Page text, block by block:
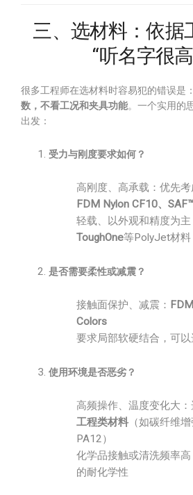
三、选材料：依据
“听名字很
很多工程师在选材料时容易犯的错误是：
数，不看工况和夹具功能。一个实用的
出发：
受力与刚度要求如何？
高刚度、高承载：优先考
FDM Nylon CF10、
轻载、以外观和精度为
ToughOne等PolyJet材料
是否需要柔性或减震？
接触面保护、减震：
Colors
要求局部软硬结合，可
使用环境是否恶劣？
高频操作、温度变化大：
工程类材料 （如碳纤维
PA12）
化学品接触或清洗频率
的耐化学性